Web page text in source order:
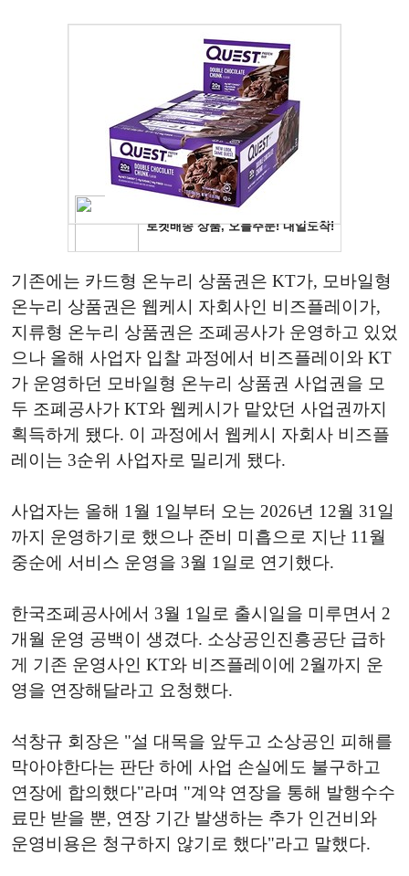
기존에는 카드형 온누리 상품권은 KT가, 모바일형
온누리 상품권은 웹케시 자회사인 비즈플레이가,
지류형 온누리 상품권은 조폐공사가 운영하고 있었
으나 올해 사업자 입찰 과정에서 비즈플레이와 KT
가 운영하던 모바일형 온누리 상품권 사업권을 모
두 조폐공사가 KT와 웹케시가 맡았던 사업권까지
획득하게 됐다. 이 과정에서 웹케시 자회사 비즈플
레이는 3순위 사업자로 밀리게 됐다.
사업자는 올해 1월 1일부터 오는 2026년 12월 31일
까지 운영하기로 했으나 준비 미흡으로 지난 11월
중순에 서비스 운영을 3월 1일로 연기했다.
한국조폐공사에서 3월 1일로 출시일을 미루면서 2
개월 운영 공백이 생겼다. 소상공인진흥공단 급하
게 기존 운영사인 KT와 비즈플레이에 2월까지 운
영을 연장해달라고 요청했다.
석창규 회장은 "설 대목을 앞두고 소상공인 피해를
막아야한다는 판단 하에 사업 손실에도 불구하고
연장에 합의했다"라며 "계약 연장을 통해 발행수수
료만 받을 뿐, 연장 기간 발생하는 추가 인건비와
운영비용은 청구하지 않기로 했다"라고 말했다.